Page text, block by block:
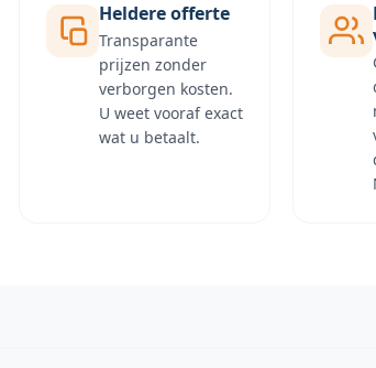
Heldere offerte
Transparante
prijzen zonder
verborgen kosten.
U weet vooraf exact
wat u betaalt.